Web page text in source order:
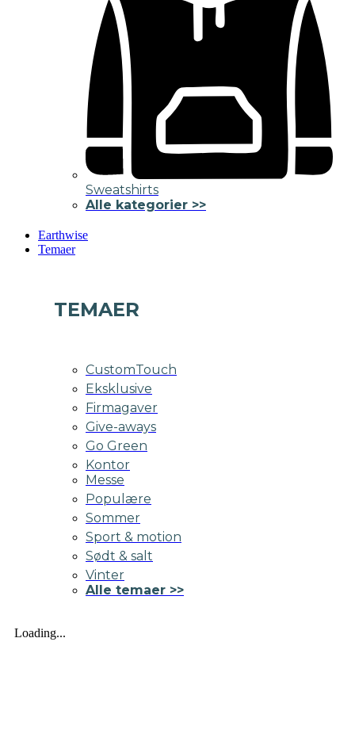
Sweatshirts
Alle kategorier >>
Earthwise
Temaer
TEMAER
CustomTouch
Eksklusive
Firmagaver
Give-aways
Go Green
Kontor
Messe
Populære
Sommer
Sport & motion
Sødt & salt
Vinter
Alle temaer >>
Loading...